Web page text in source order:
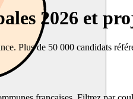
2026 et
Plus de 50 000 candidats